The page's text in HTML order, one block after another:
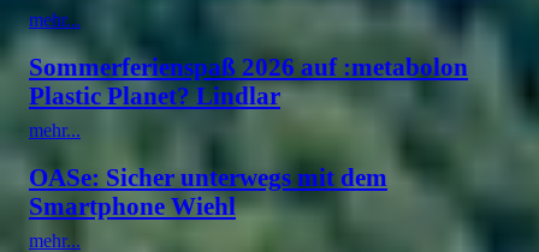
mehr...
Sommerferienspaß 2026 auf :metabolon
Plastic Planet? Lindlar
mehr...
OASe: Sicher unterwegs mit dem
Smartphone Wiehl
mehr...